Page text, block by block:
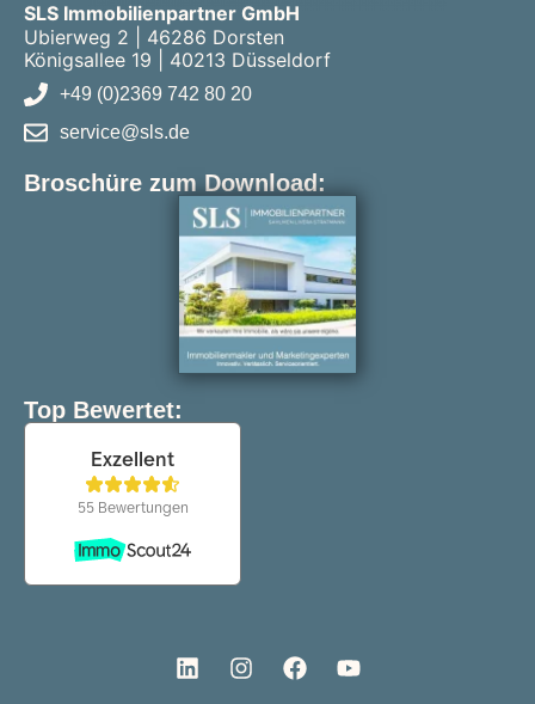
SLS Immobilienpartner GmbH
Ubierweg 2 | 46286 Dorsten
Königsallee 19 | 40213 Düsseldorf
+49 (0)2369 742 80 20
service@sls.de
Broschüre zum Download:
Top Bewertet: